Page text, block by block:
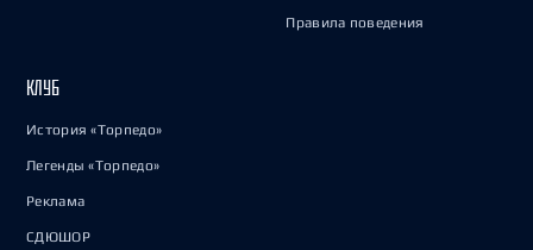
Правила поведения
КЛУБ
История «Торпедо»
Легенды «Торпедо»
Реклама
СДЮШОР